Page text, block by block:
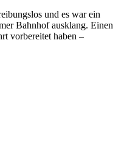
und es war ein
Bahnhof ausklang. Einen
vorbereitet haben –